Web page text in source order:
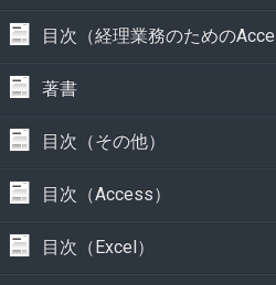
目次（経理業務のための
著書
目次（その他）
目次（Access）
目次（Excel）